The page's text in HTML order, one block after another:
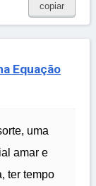
copiar
Equação
uma
amar e
ter tempo